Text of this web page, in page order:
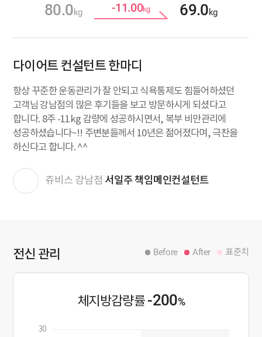
80.0kg -11.00kg 69.0kg
다이어트 컨설턴트 한마디
항상 꾸준한 운동관리가 잘 안되고 식욕통제도 힘들어하셨던
고객님 강남점의 많은 후기들을 보고 방문하시게 되셨다고
합니다. 8주 -11kg 감량에 성공하시면서, 복부 비만관리에
성공하셨습니다~!! 주변분들께서 10년은 젊어졌다며, 극찬을
하신다고 합니다. ^^
쥬비스 강남점 서일주 책임메인컨설턴트
전신 관리 Before After 표준치
체지방감량률 -200%
30